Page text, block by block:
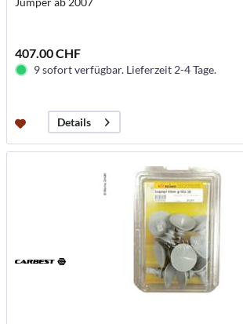
407.00 CHF
9 sofort verfügbar. Lieferzeit 2-4 Tage.
Details